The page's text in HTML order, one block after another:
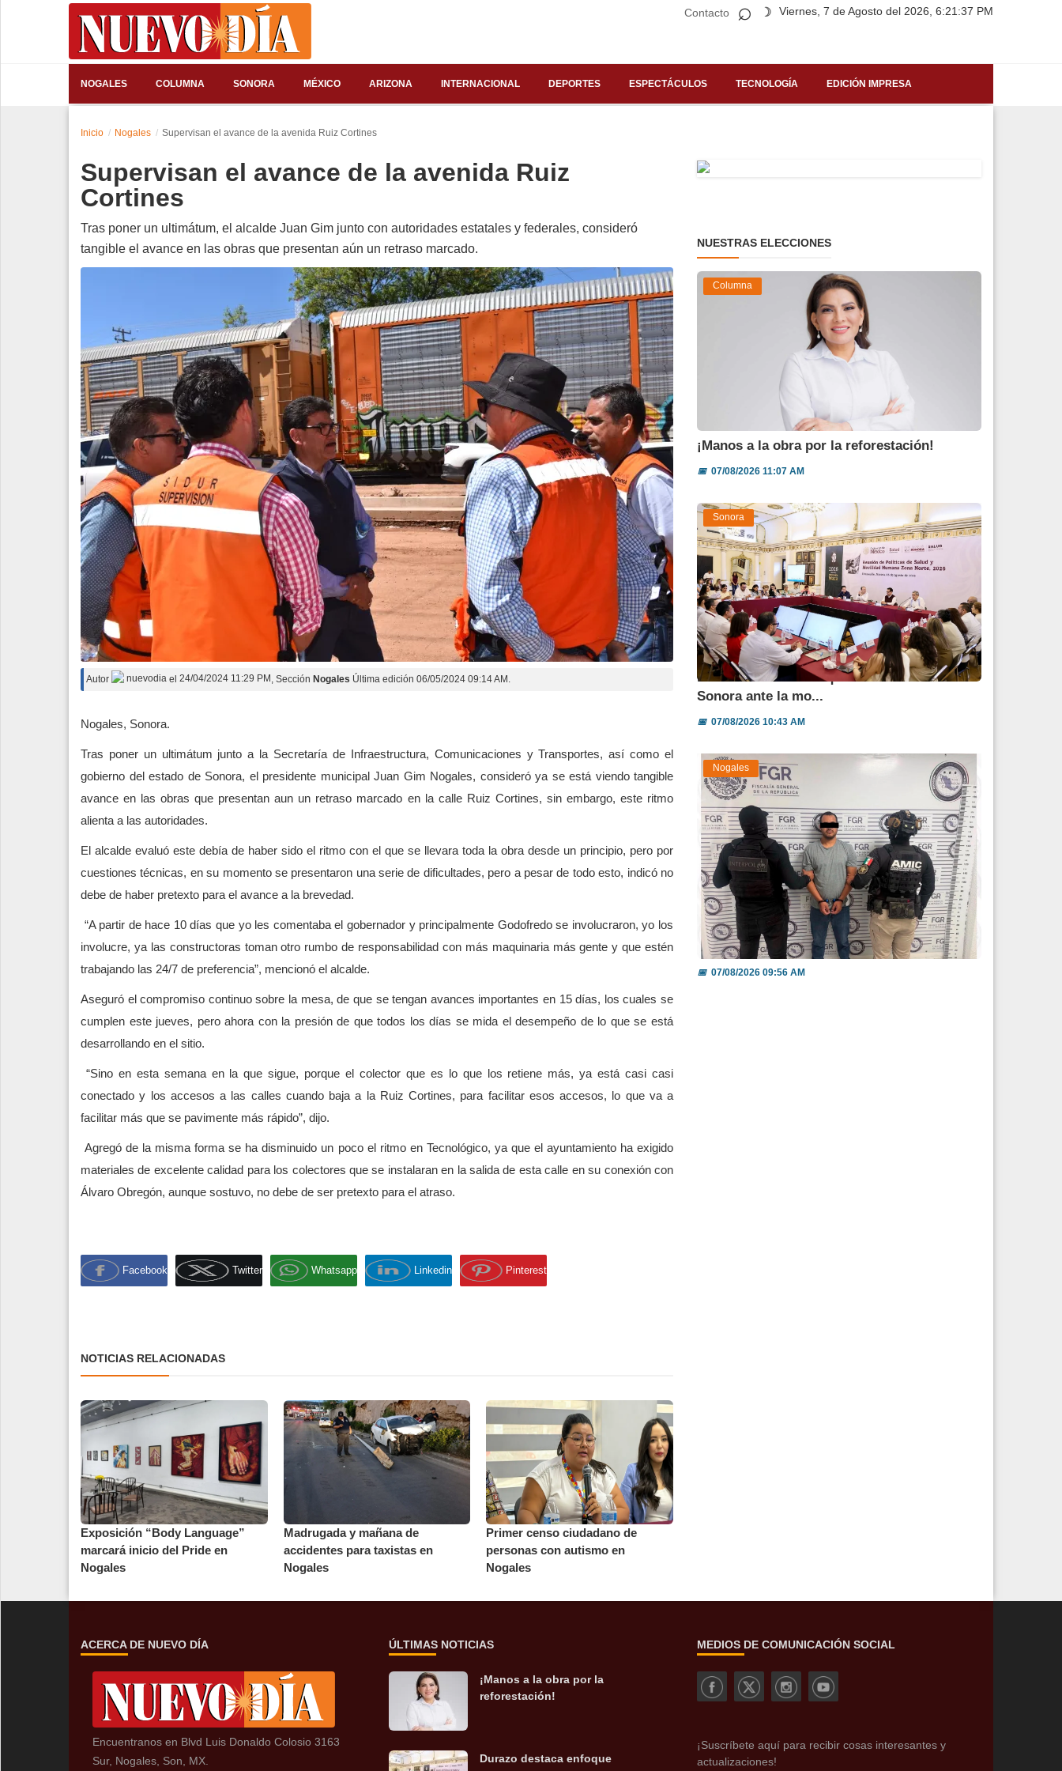
Contacto Viernes, 7 de Agosto del 2026, 6:21:37 PM
⌕ ☽
NOGALES COLUMNA SONORA MÉXICO ARIZONA INTERNACIONAL DEPORTES ESPECTÁCULOS TECNOLOGÍA EDICIÓN IMPRESA
Espectáculos
Edición Impresa
Inicio Nogales Supervisan el avance de la avenida Ruiz Cortines
Supervisan el avance de la avenida Ruiz
Cortines
Tras poner un ultimátum, el alcalde Juan Gim junto con autoridades estatales y federales, consideró
tangible el avance en las obras que presentan aún un retraso marcado.
Autor nuevodia el 24/04/2024 11:29 PM , Sección Nogales Última edición 06/05/2024 09:14 AM.
Nogales, Sonora.
Tras poner un ultimátum junto a la Secretaría de Infraestructura, Comunicaciones y Transportes, así como el
gobierno del estado de Sonora, el presidente municipal Juan Gim Nogales, consideró ya se está viendo tangible
avance en las obras que presentan aun un retraso marcado en la calle Ruiz Cortines, sin embargo, este ritmo
alienta a las autoridades.
El alcalde evaluó este debía de haber sido el ritmo con el que se llevara toda la obra desde un principio, pero por
cuestiones técnicas, en su momento se presentaron una serie de dificultades, pero a pesar de todo esto, indicó no
debe de haber pretexto para el avance a la brevedad.
“A partir de hace 10 días que yo les comentaba el gobernador y principalmente Godofredo se involucraron, yo los
involucre, ya las constructoras toman otro rumbo de responsabilidad con más maquinaria más gente y que estén
trabajando las 24/7 de preferencia”, mencionó el alcalde.
Aseguró el compromiso continuo sobre la mesa, de que se tengan avances importantes en 15 días, los cuales se
cumplen este jueves, pero ahora con la presión de que todos los días se mida el desempeño de lo que se está
desarrollando en el sitio.
“Sino en esta semana en la que sigue, porque el colector que es lo que los retiene más, ya está casi casi
conectado y los accesos a las calles cuando baja a la Ruiz Cortines, para facilitar esos accesos, lo que va a
facilitar más que se pavimente más rápido”, dijo.
Agregó de la misma forma se ha disminuido un poco el ritmo en Tecnológico, ya que el ayuntamiento ha exigido
materiales de excelente calidad para los colectores que se instalaran en la salida de esta calle en su conexión con
Álvaro Obregón, aunque sostuvo, no debe de ser pretexto para el atraso.
Facebook Twitter Whatsapp Linkedin Pinterest
NOTICIAS RELACIONADAS
Exposición “Body Language”
marcará inicio del Pride en
Nogales
Madrugada y mañana de
accidentes para taxistas en
Nogales
Primer censo ciudadano de
personas con autismo en
Nogales
NUESTRAS ELECCIONES
Columna
¡Manos a la obra por la reforestación!
📅07/08/2026 11:07 AM
Sonora
Durazo destaca enfoque humanitario de
Sonora ante la mo...
📅07/08/2026 10:43 AM
Nogales
Capturan en Nogales a presunto integrante
de grupo deli...
📅07/08/2026 09:56 AM
ACERCA DE NUEVO DÍA
Encuentranos en Blvd Luis Donaldo Colosio 3163
Sur, Nogales, Son, MX.
ÚLTIMAS NOTICIAS
¡Manos a la obra por la
reforestación!
Durazo destaca enfoque
MEDIOS DE COMUNICACIÓN SOCIAL
¡Suscríbete aquí para recibir cosas interesantes y
actualizaciones!